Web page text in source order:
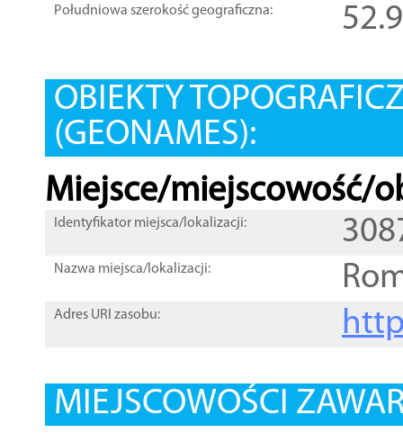
Południowa szerokość geograficzna:
OBIEKTY
(GEONAMES):
Miejsce/miejscowość/
Identyfikator miejsca/lokalizacji:
Nazwa miejsca/lokalizacji:
Adres URI zasobu:
MIEJSCOWOŚCI